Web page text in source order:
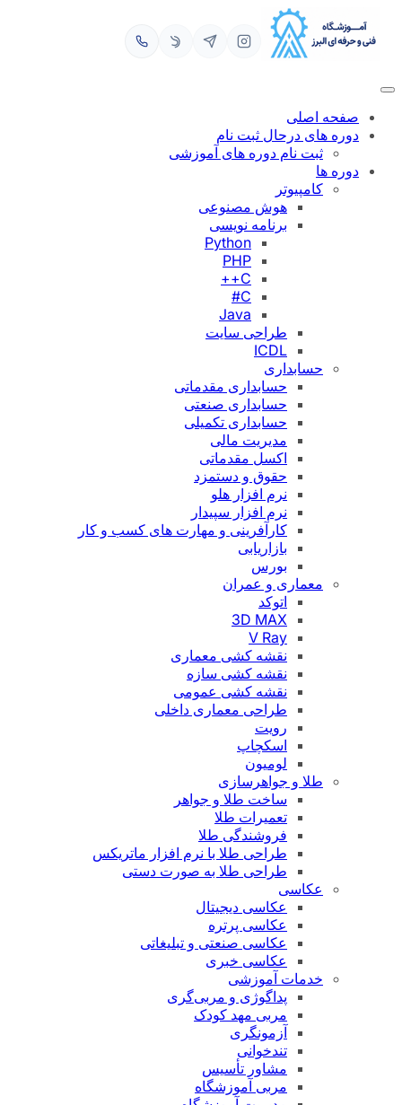
محتوا
صفحه اصلی
دوره های درحال ثبت نام
ثبت نام دوره های آموزشی
دوره ها
کامپیوتر
هوش مصنوعی
برنامه نویسی
Python
PHP
C++
C#
Java
طراحی سایت
ICDL
حسابداری
حسابداری مقدماتی
حسابداری صنعتی
حسابداری تکمیلی
مدیریت مالی
اکسل مقدماتی
حقوق و دستمزد
نرم افزار هلو
نرم افزار سپیدار
کارآفرینی و مهارت های کسب و کار
بازاریابی
بورس
معماری و عمران
اتوکد
3D MAX
V Ray
نقشه کشی معماری
نقشه کشی سازه
نقشه کشی عمومی
طراحی معماری داخلی
رویت
اسکچاپ
لومیون
طلا و جواهرسازی
ساخت طلا و جواهر
تعمیرات طلا
فروشندگی طلا
طراحی طلا با نرم افزار ماتریکس
طراحی طلا به صورت دستی
عکاسی
عکاسی دیجیتال
عکاسی پرتره
عکاسی صنعتی و تبلیغاتی
عکاسی خبری
خدمات آموزشی
پداگوژی و مربی‌گری
مربی مهد کودک
آزمونگری
تندخوانی
مشاور تأسیس
مربی آموزشگاه